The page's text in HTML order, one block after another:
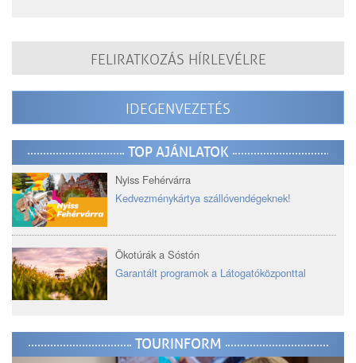
FELIRATKOZÁS HÍRLEVÉLRE
IDEGENVEZETÉS
TOP AJÁNLATOK
Nyiss Fehérvárra
Kedvezménykártya szállóvendégeknek!
Ökotúrák a Sóstón
Garantált programok a Látogatóközponttal
TOURINFORM